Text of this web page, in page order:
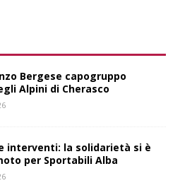
Bergese capogruppo
Alpini di Cherasco
interventi: la solidarietà si è
per Sportabili Alba